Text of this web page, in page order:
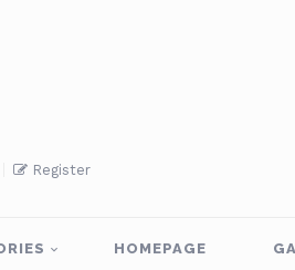
Register
HOMEPAGE